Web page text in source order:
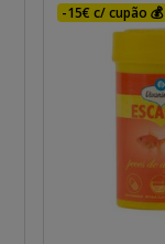
-15€ c/ cupão 💰